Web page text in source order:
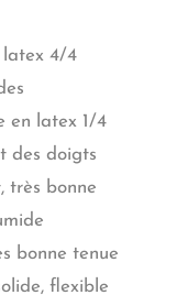
latex 4/4
en latex 1/4
des doigts
très bonne
bonne tenue
flexible